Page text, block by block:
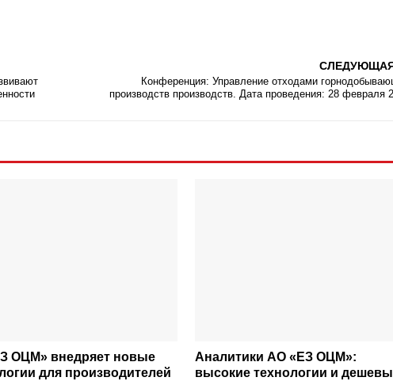
Конференция: Управление отходами
производств производств. Дата проведения: 28 февраля
ОЦМ» внедряет новые
для производителей
Аналитики АО «ЕЗ ОЦМ»:
высокие технологии и